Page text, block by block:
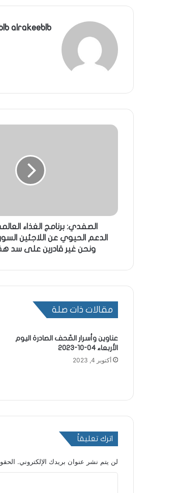
alrakeeblb
الصفدي: برنامج الغذاء
الدعم الحيوي عن اللاجئين
ونحن غير قادرين على سد
مقالات ذات صلة
عناوين وأسرار الصّحف الصادرة اليوم
الأربعاء 04-10-2023
أكتوبر 4, 2023
اترك تعليقاً
لن يتم نشر عنوان بريدك الإلكتروني.